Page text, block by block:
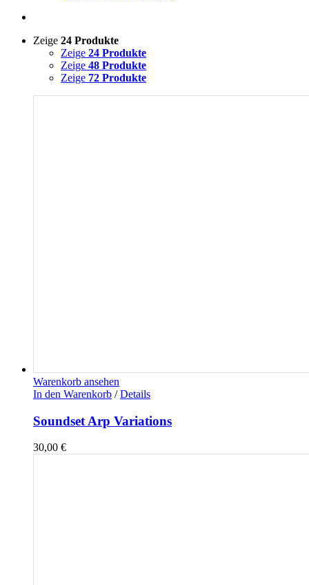
Zeige 24 Produkte
Zeige 24 Produkte
Zeige 48 Produkte
Zeige 72 Produkte
Warenkorb ansehen
In den Warenkorb / Details
Soundset Arp Variations
30,00 €